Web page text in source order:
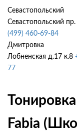
Севастопольский
Севастопольский
(499) 460-69-84
Дмитровка
Лобненская д.17 к.8
77
Fabia